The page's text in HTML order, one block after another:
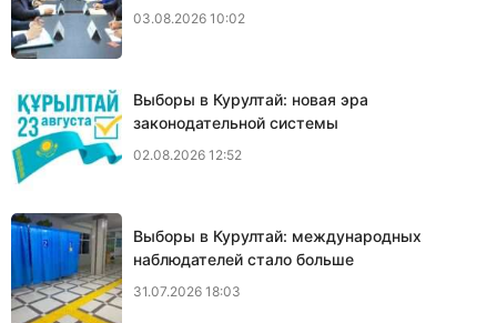
03.08.2026 10:02
Выборы в Курултай: новая эра
законодательной системы
02.08.2026 12:52
Выборы в Курултай: международных
наблюдателей стало больше
31.07.2026 18:03